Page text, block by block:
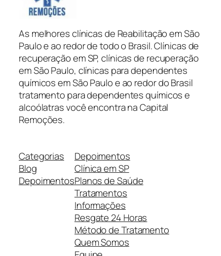
As melhores clínicas de Reabilitação em São
Paulo e ao redor de todo o Brasil. Clínicas de
recuperação em SP, clínicas de recuperação
em São Paulo, clínicas para dependentes
químicos em São Paulo e ao redor do Brasil
tratamento para dependentes químicos e
alcoólatras você encontra na Capital
Remoções.
Categorias
Blog
Depoimentos
Depoimentos
Clínica em SP
Planos de Saúde
Tratamentos
Informações
Resgate 24 Horas
Método de Tratamento
Quem Somos